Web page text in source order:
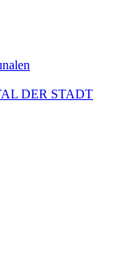
DER STADT